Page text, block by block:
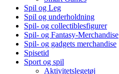
Spil og Leg
Spil og underholdning
Spil- og collectiblesfigurer
Spil- og Fantasy-Merchandise
Spil- og gadgets merchandise
Spisetid
Sport og spil
Aktivitetslegetøj